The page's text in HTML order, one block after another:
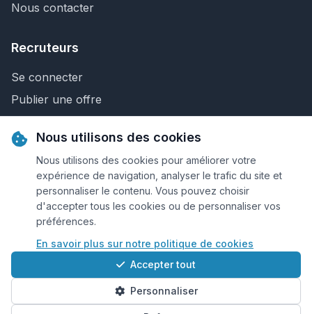
Nous contacter
Recruteurs
Se connecter
Publier une offre
Nous contacter
© 2026 Keejob.com. Tous droits réservés.
Conditions et règlement
Cookies
Qui sommes-nous?
Nous utilisons des cookies
Nous utilisons des cookies pour améliorer votre
expérience de navigation, analyser le trafic du site et
personnaliser le contenu. Vous pouvez choisir
d'accepter tous les cookies ou de personnaliser vos
préférences.
En savoir plus sur notre politique de cookies
Accepter tout
Personnaliser